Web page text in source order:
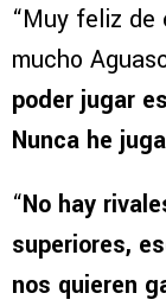
“Muy feliz de
mucho
poder jugar
Nunca he
“No hay
superiores,
nos quieren